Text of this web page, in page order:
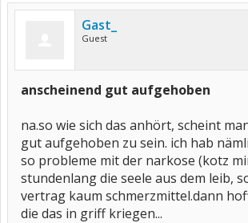
Gast_
Guest
anscheinend gut aufgehoben
na.so wie sich das anhört, scheint
gut aufgehoben zu sein. ich hab
so probleme mit der narkose (kotz
stundenlang die seele aus dem leib,
vertrag kaum schmerzmittel.dann
die das in griff kriegen...